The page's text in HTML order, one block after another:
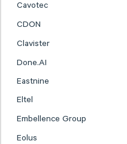
Cavotec
CDON
Clavister
Done.AI
Eastnine
Eltel
Embellence Group
Eolus